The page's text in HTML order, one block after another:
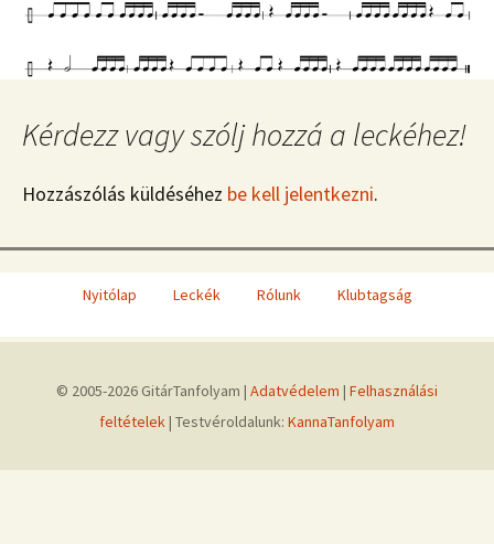
Kérdezz vagy szólj hozzá a leckéhez!
Hozzászólás küldéséhez be kell jelentkezni.
Nyitólap Leckék Rólunk Klubtagság
© 2005-2026 GitárTanfolyam | Adatvédelem | Felhasználási
feltételek| Testvéroldalunk: KannaTanfolyam